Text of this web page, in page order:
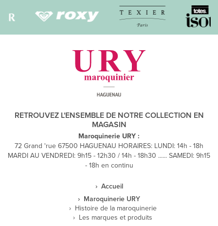
RETROUVEZ L'ENSEMBLE DE NOTRE COLLECTION EN
MAGASIN
Maroquinerie URY :
72 Grand 'rue 67500 HAGUENAU HORAIRES: LUNDI: 14h - 18h
MARDI AU VENDREDI: 9h15 - 12h30 / 14h - 18h30 ...... SAMEDI: 9h15
- 18h en continu
Accueil
Maroquinerie URY
Histoire de la maroquinerie
Les marques et produits